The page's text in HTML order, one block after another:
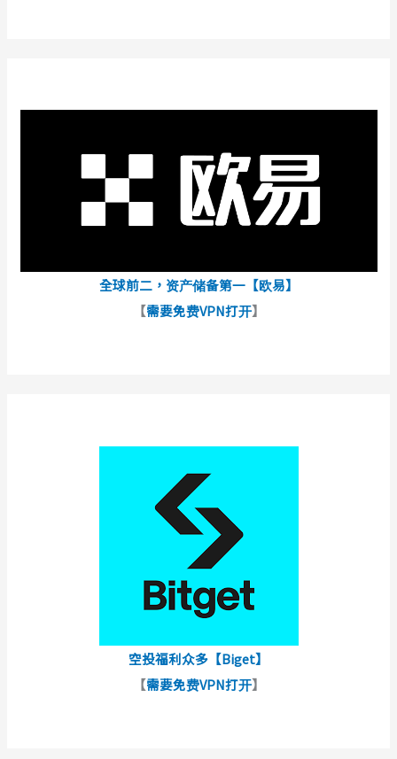
全球前二，资产储备第一【欧易】
【需要免费VPN打开】
空投福利众多【Biget】
【需要免费VPN打开】